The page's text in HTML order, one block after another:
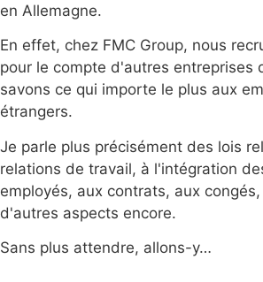
en Allemagne.
En effet, chez FMC Group, nous
pour le compte d'autres entreprises
savons ce qui importe le plus aux
étrangers.
Je parle plus précisément des lois
relations de travail, à l'intégration
employés, aux contrats, aux
d'autres aspects encore.
Sans plus attendre, allons-y…